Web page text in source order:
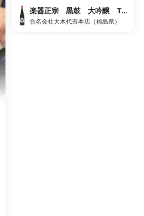
それに負けない様な口に残り
感。 お正月料理とかお刺身との
楽器正宗 黒鼓 大吟醸 TYPE C
合名会社大木代吉本店（福島県）